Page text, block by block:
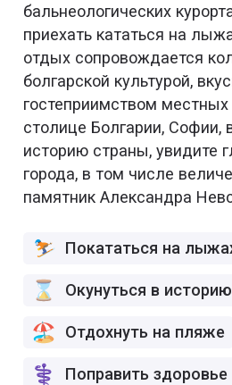
бальнеологических
приехать кататься на
отдых сопровождается
болгарской культурой,
гостеприимством
столице Болгарии, Софии,
историю страны, увидите
города, в том числе
памятник Александра
Покататься на
Окунуться в историю
Отдохнуть на пляже
Поправить здоровье